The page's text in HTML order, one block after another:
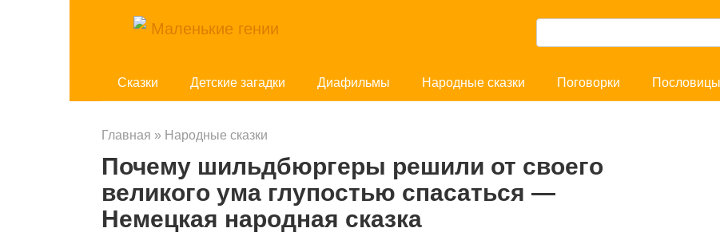
:
Cказки Детские загадки Диафильмы Народные сказки Поговорки Пословицы
Главная » Народные сказки
Почему шильдбюргеры решили от своего
великого ума глупостью спасаться —
Немецкая народная сказка